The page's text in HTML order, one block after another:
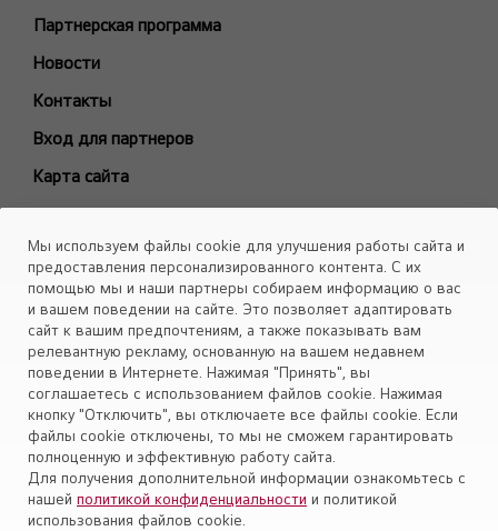
Модели снятые с производства
БЫТОВЫЕ СПЛИТ-СИСТЕМЫ
ARTCOOL Mirror
ARTCOOL Objet Green
Deluxe Pro
Air PuriCare
Evo Max
Eco Smart
Look Smart
ProCool
Mega Dual Plus
Mega Smart
Партнерская программа
Новости
Контакты
Вход для партнеров
Карта сайта
Объекты
Установите приложение «Cервис кондиционеров LG Aircon»
Политика конфиденциальности
Мы используем файлы cookie для улучшения работы сайта и
предоставления персонализированного контента. С их
помощью мы и наши партнеры собираем информацию о вас
и вашем поведении на сайте. Это позволяет адаптировать
сайт к вашим предпочтениям, а также показывать вам
релевантную рекламу, основанную на вашем недавнем
поведении в Интернете. Нажимая "Принять", вы
соглашаетесь с использованием файлов cookie. Нажимая
кнопку "Отключить", вы отключаете все файлы cookie. Если
файлы cookie отключены, то мы не сможем гарантировать
полноценную и эффективную работу сайта.
Для получения дополнительной информации ознакомьтесь с
нашей политикой конфиденциальности и политикой
использования файлов cookie.